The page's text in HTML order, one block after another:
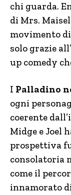
chi guarda.
di Mrs.
movimento
solo grazie
up comedy
I Palladino
ogni
coerente
Midge e Joel
prospettiva
consolatoria
come il
innamorato